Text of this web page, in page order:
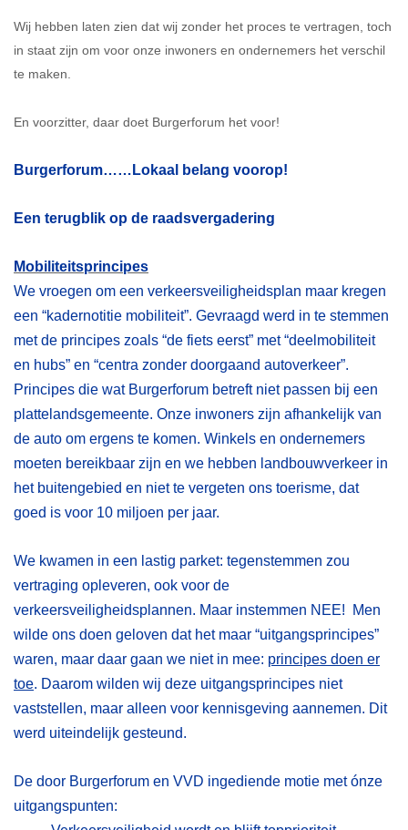
Wij hebben laten zien dat wij zonder het proces te vertragen, toch
in staat zijn om voor onze inwoners en ondernemers het verschil
te maken.
En voorzitter, daar doet Burgerforum het voor!
Burgerforum……Lokaal belang voorop!
Een terugblik op de raadsvergadering
Mobiliteitsprincipes
We vroegen om een verkeersveiligheidsplan maar kregen
een “kadernotitie mobiliteit”. Gevraagd werd in te stemmen
met de principes zoals “de fiets eerst” met “deelmobiliteit
en hubs” en “centra zonder doorgaand autoverkeer”.
Principes die wat Burgerforum betreft niet passen bij een
plattelandsgemeente. Onze inwoners zijn afhankelijk van
de auto om ergens te komen. Winkels en ondernemers
moeten bereikbaar zijn en we hebben landbouwverkeer in
het buitengebied en niet te vergeten ons toerisme, dat
goed is voor 10 miljoen per jaar.
We kwamen in een lastig parket: tegenstemmen zou
vertraging opleveren, ook voor de
verkeersveiligheidsplannen. Maar instemmen NEE! Men
wilde ons doen geloven dat het maar “uitgangsprincipes”
waren, maar daar gaan we niet in mee: principes doen er
toe. Daarom wilden wij deze uitgangsprincipes niet
vaststellen, maar alleen voor kennisgeving aannemen. Dit
werd uiteindelijk gesteund.
De door Burgerforum en VVD ingediende motie met ónze
uitgangspunten: